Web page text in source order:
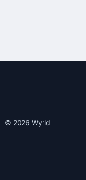
© 2026 Wyrld